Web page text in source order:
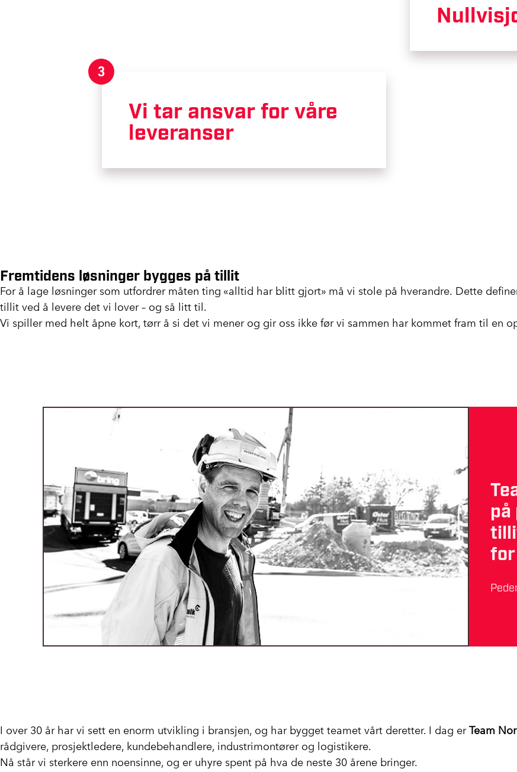
3
Vi tar ansvar for våre
leveranser
Fremtidens løsninger bygges på tillit
For å lage løsninger som utfordrer måten ting «alltid har blitt gjort» må vi stole på hverandre. Dette
tillit ved å levere det vi lover – og så litt til.
Vi spiller med helt åpne kort, tørr å si det vi mener og gir oss ikke før vi sammen har kommet fram til en
I over 30 år har vi sett en enorm utvikling i bransjen, og har bygget teamet vårt deretter. I dag erTeam
rådgivere, prosjektledere, kundebehandlere, industrimontører og logistikere.
Nå står vi sterkere enn noensinne, og er uhyre spent på hva de neste 30 årene bringer.